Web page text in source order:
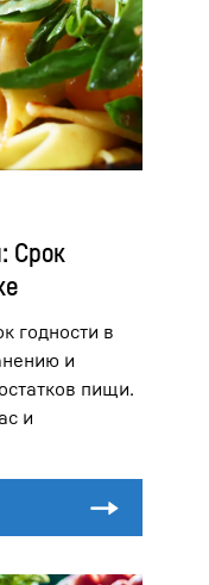
Срок
годности в
и
пищи.
и